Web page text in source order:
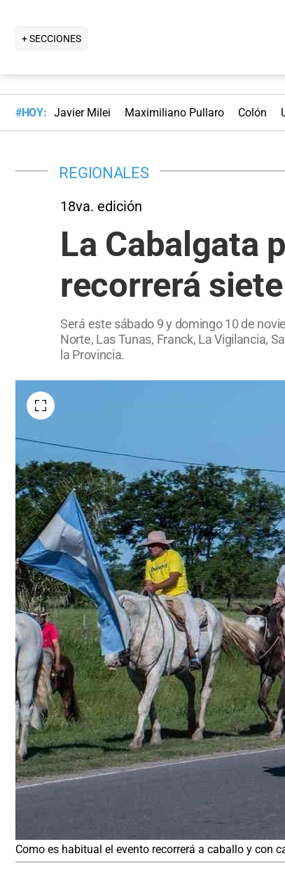
+ SECCIONES
#HOY: Javier Milei Maximiliano Pullaro Colón
REGIONALES
18va. edición
La Cabalgata
recorrerá
Será este sábado 9 y domingo 10 de
Norte, Las Tunas, Franck, La Vigilancia,
la Provincia.
Como es habitual el evento recorrerá a caballo y con